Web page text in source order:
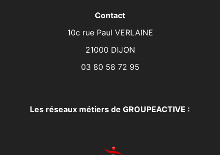
Contact
10c rue Paul VERLAINE
21000 DIJON
03 80 58 72 95
Les réseaux métiers de GROUPEACTIVE :